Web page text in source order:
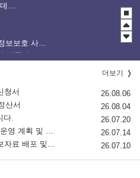
기간 운영
사례 공모전
더보기
청서
26.08.06
산서
26.08.04
다.
26.07.20
및 신청 안내
26.07.14
포 및 교육실시
26.07.10